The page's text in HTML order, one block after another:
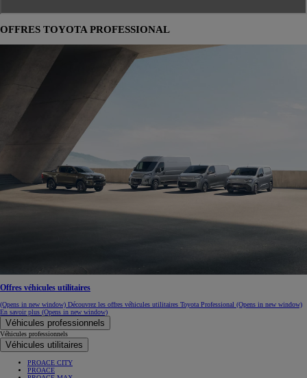
OFFRES TOYOTA PROFESSIONAL
Offres véhicules utilitaires
(Opens in new window) Découvrez les offres véhicules utilitaires Toyota Professional (Opens in new window)
En savoir plus (Opens in new window)
Véhicules professionnels
Véhicules professionnels
Véhicules utilitaires
PROACE CITY
PROACE